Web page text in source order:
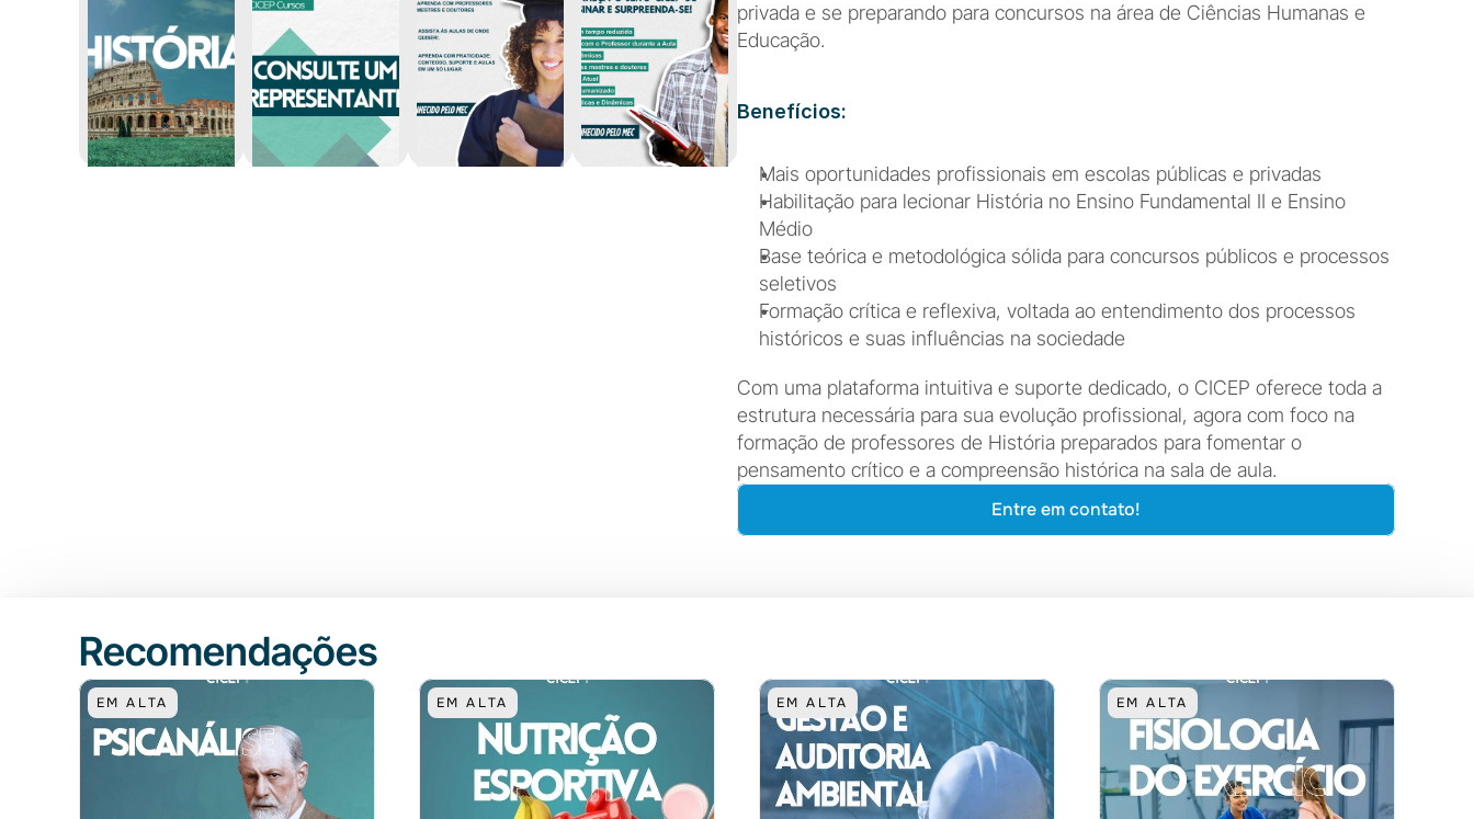
privada e se preparando para concursos na área de Ciências Humanas e
Educação.
Benefícios:
Mais oportunidades profissionais em escolas públicas e privadas
Habilitação para lecionar História no Ensino Fundamental II e Ensino
Médio
Base teórica e metodológica sólida para concursos públicos e processos
seletivos
Formação crítica e reflexiva, voltada ao entendimento dos processos
históricos e suas influências na sociedade
Com uma plataforma intuitiva e suporte dedicado, o CICEP oferece toda a
estrutura necessária para sua evolução profissional, agora com foco na
formação de professores de História preparados para fomentar o
pensamento crítico e a compreensão histórica na sala de aula.
Entre em contato!
Recomendações
EM ALTA EM ALTA EM ALTA EM ALTA